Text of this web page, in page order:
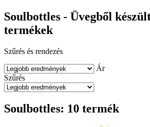
Soulbottles - Üvegből
termékek
Szűrés és rendezés
Ár
Szűrés
Soulbottles: 10 termék